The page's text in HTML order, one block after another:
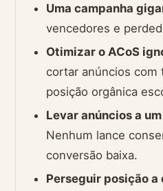
Uma campanha
vencedores e
Otimizar o ACoS
cortar anúncios com
posição orgânica
Levar anúncios a
Nenhum lance
conversão baixa.
Perseguir posição